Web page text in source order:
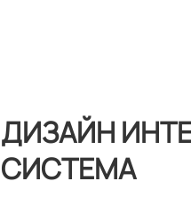
ДИЗАЙН
СИСТЕМА